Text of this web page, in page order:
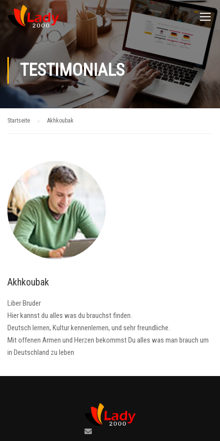
TESTIMONIALS
Startseite Akhkoubak
Akhkoubak
Liber Bruder
Hier kannst du alles was du brauchst finden.
Deutsch lernen, Kultur kennenlernen, und sehr freundliche.
Mit offenen Armen und Herzen bekommst Du alles was man brauch um
in Deutschland zu leben